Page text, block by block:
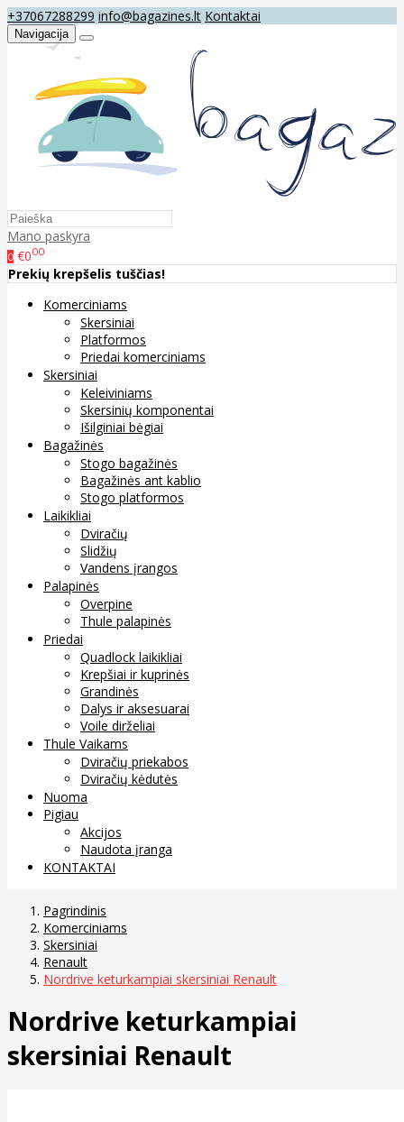
+37067288299 info@bagazines.lt Kontaktai
Navigacija
Mano paskyra
0 €000
Prekių krepšelis tuščias!
Komerciniams
Skersiniai
Platformos
Priedai komerciniams
Skersiniai
Keleiviniams
Skersinių komponentai
Išilginiai bėgiai
Bagažinės
Stogo bagažinės
Bagažinės ant kablio
Stogo platformos
Laikikliai
Dviračių
Slidžių
Vandens įrangos
Palapinės
Overpine
Thule palapinės
Priedai
Quadlock laikikliai
Krepšiai ir kuprinės
Grandinės
Dalys ir aksesuarai
Voile dirželiai
Thule Vaikams
Dviračių priekabos
Dviračių kėdutės
Nuoma
Pigiau
Akcijos
Naudota įranga
KONTAKTAI
Pagrindinis
Komerciniams
Skersiniai
Renault
Nordrive keturkampiai skersiniai Renault
Nordrive keturkampiai
skersiniai Renault